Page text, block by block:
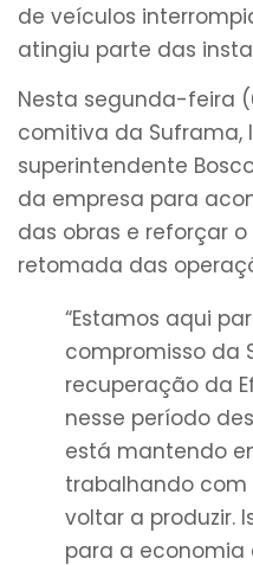
de veículos
atingiu parte das
Nesta segunda-feira
comitiva da Suframa,
superintendente
da empresa para
das obras e reforçar
retomada das
“Estamos aqui
compromisso da
recuperação da
nesse período
está mantendo
trabalhando com
voltar a produzir.
para a economia